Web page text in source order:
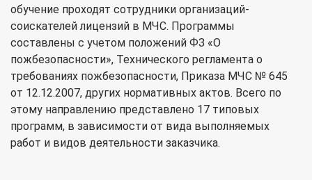
обучение проходят сотрудники организаций-
соискателей лицензий в МЧС. Программы
составлены с учетом положений ФЗ «О
пожбезопасности», Технического регламента о
требованиях пожбезопасности, Приказа МЧС № 645
от 12.12.2007, других нормативных актов. Всего по
этому направлению представлено 17 типовых
программ, в зависимости от вида выполняемых
работ и видов деятельности заказчика.